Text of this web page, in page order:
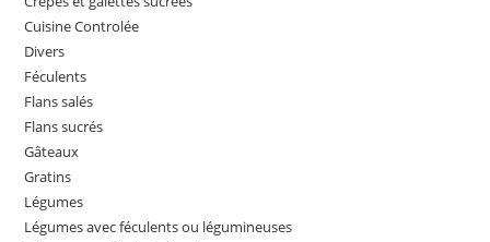
Cuisine Controlée
Divers
Féculents
Flans salés
Flans sucrés
Gâteaux
Gratins
Légumes
Légumes avec féculents ou légumineuses